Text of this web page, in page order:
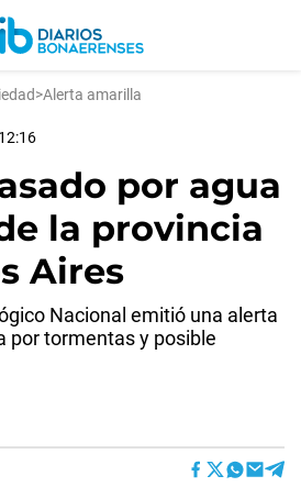
>Alerta amarilla
por agua
la provincia
Aires
Nacional emitió una alerta
por tormentas y posible